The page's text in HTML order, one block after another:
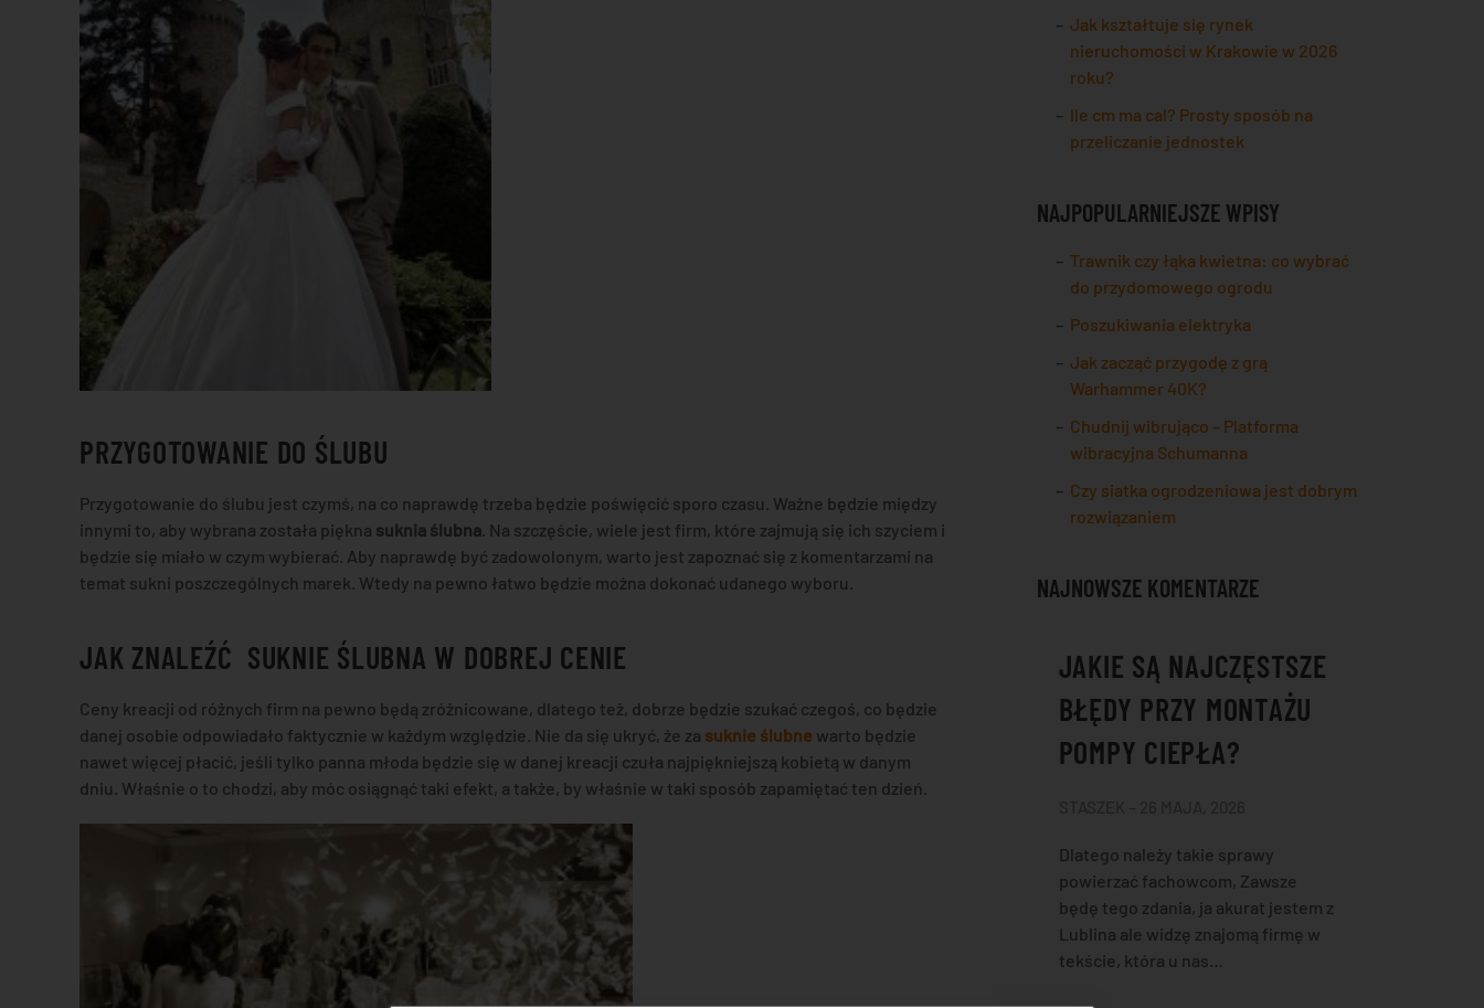
PRZYGOTOWANIE DO ŚLUBU
Przygotowanie do ślubu jest czymś, na co naprawdę trzeba będzie poświęcić sporo czasu. Ważne będzie między
innymi to, aby wybrana została piękna suknia ślubna . Na szczęście, wiele jest firm, które zajmują się ich szyciem i
będzie się miało w czym wybierać. Aby naprawdę być zadowolonym, warto jest zapoznać się z komentarzami na
temat sukni poszczególnych marek. Wtedy na pewno łatwo będzie można dokonać udanego wyboru.
JAK ZNALEŹĆ SUKNIE ŚLUBNA W DOBREJ CENIE
Ceny kreacji od różnych firm na pewno będą zróżnicowane, dlatego też, dobrze będzie szukać czegoś, co będzie
danej osobie odpowiadało faktycznie w każdym względzie. Nie da się ukryć, że za suknie ślubne warto będzie
nawet więcej płacić, jeśli tylko panna młoda będzie się w danej kreacji czuła najpiękniejszą kobietą w danym
dniu. Właśnie o to chodzi, aby móc osiągnąć taki efekt, a także, by właśnie w taki sposób zapamiętać ten dzień.
Jak kształtuje się rynek
nieruchomości w Krakowie w 2026
roku?
Ile cm ma cal? Prosty sposób na
przeliczanie jednostek
NAJPOPULARNIEJSZE WPISY
Trawnik czy łąka kwietna: co wybrać
do przydomowego ogrodu
Poszukiwania elektryka
Jak zacząć przygodę z grą
Warhammer 40K?
Chudnij wibrująco – Platforma
wibracyjna Schumanna
Czy siatka ogrodzeniowa jest dobrym
rozwiązaniem
NAJNOWSZE KOMENTARZE
JAKIE SĄ NAJCZĘSTSZE
BŁĘDY PRZY MONTAŻU
POMPY CIEPŁA?
Dlatego należy takie sprawy
powierzać fachowcom, Zawsze
będę tego zdania, ja akurat jestem z
Lublina ale widzę znajomą firmę w
tekście, która u nas…